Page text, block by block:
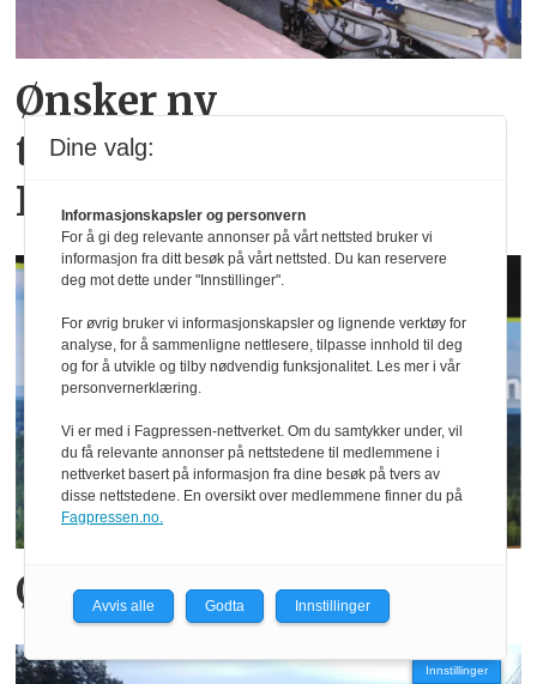
Ønsker ny
tømmerterminal på
Rudshøgda
Ønsker eget bruprogram
Innstillinger
Dine valg:
Informasjonskapsler og personvern
For å gi deg relevante annonser på vårt nettsted bruker vi
informasjon fra ditt besøk på vårt nettsted. Du kan reservere
deg mot dette under "Innstillinger".
For øvrig bruker vi informasjonskapsler og lignende verktøy for
analyse, for å sammenligne nettlesere, tilpasse innhold til deg
og for å utvikle og tilby nødvendig funksjonalitet. Les mer i vår
personvernerklæring.
Vi er med i Fagpressen-nettverket. Om du samtykker under, vil
du få relevante annonser på nettstedene til medlemmene i
nettverket basert på informasjon fra dine besøk på tvers av
disse nettstedene. En oversikt over medlemmene finner du på
Fagpressen.no.
Avvis alle Godta Innstillinger